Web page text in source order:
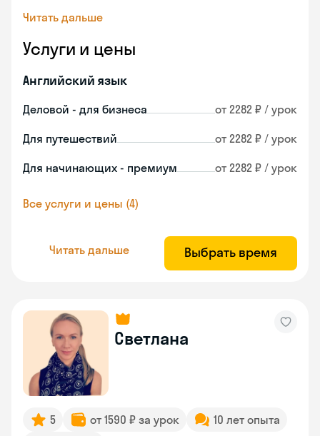
Читать дальше
Услуги и цены
Английский язык
Деловой - для бизнеса от 2282 ₽ / урок
Для путешествий от 2282 ₽ / урок
Для начинающих - премиум от 2282 ₽ / урок
Все услуги и цены (4)
Читать дальше Выбрать время
Светлана
5 от 1590 ₽ за урок
10 лет опыта